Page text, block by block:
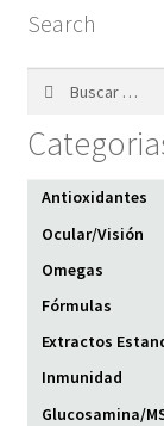
Search
Antioxidantes
Ocular/Visión
Omegas
Fórmulas
Extractos
Inmunidad
Glucosamina/